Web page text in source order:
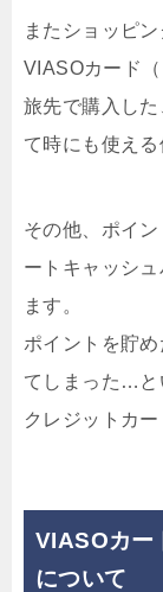
またショッピ
VIASOカード
旅先で購入し
て時にも使える
その他、ポイ
ートキャッシ
ます。
ポイントを貯
てしまった…と
クレジットカー
VIASOカー
について